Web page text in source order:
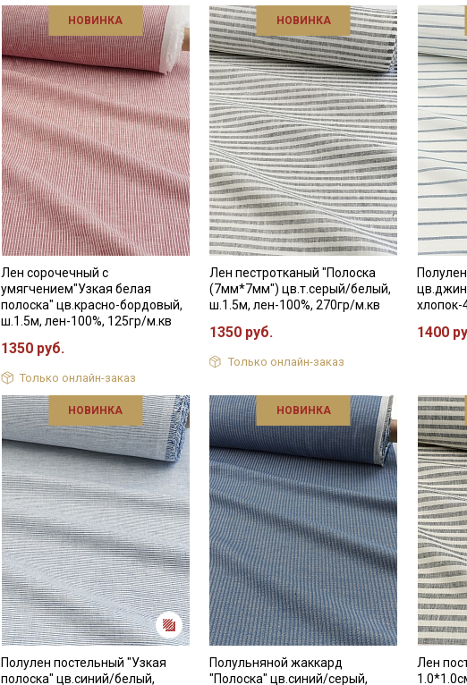
НОВИНКА
Лен сорочечный с
умягчением"Узкая белая
полоска" цв.красно-бордовый,
ш.1.5м, лен-100%, 125гр/м.кв
1350 руб.
Только онлайн-заказ
НОВИНКА
Лен пестротканый "Полоска
(7мм*7мм") цв.т.серый/белый,
ш.1.5м, лен-100%, 270гр/м.кв
1350 руб.
Только онлайн-заказ
хлопок-
1400
НОВИНКА
Полулен постельный "Узкая
полоска" цв.синий/белый,
НОВИНКА
Полульняной жаккард
"Полоска" цв.синий/серый,
Лен
Секретная рассылка от
Купава
Мы публикуем здесь дополнительные
промокоды и скидки до 30% на узкие
категории тканей
Электронная почта